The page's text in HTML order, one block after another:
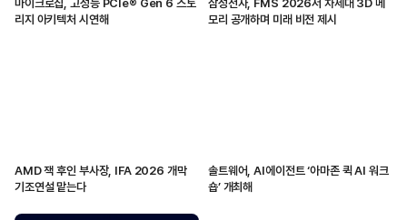
마이크로칩, 고성능 PCIe® Gen 6 스토
리지 아키텍처 시연해
삼성전자, FMS 2026서 차세대 3D 메
모리 공개하며 미래 비전 제시
AMD 잭 후인 부사장, IFA 2026 개막
기조연설 맡는다
솔트웨어, AI에이전트 ‘아마존 퀵 AI 워크
숍’ 개최해